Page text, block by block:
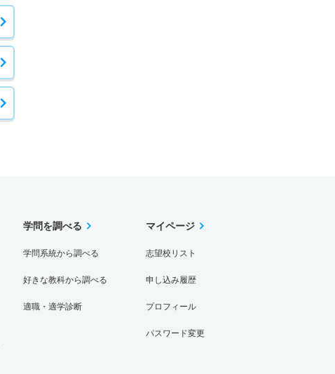
学問を調べる
学問系統から調べる
好きな教科から調べる
適職・適学診断
マイページ
志望校リスト
申し込み履歴
プロフィール
パスワード変更